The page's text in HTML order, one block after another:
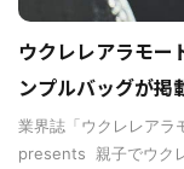
ウクレレアラモ
ンプルバッグが掲
業界誌「ウクレレアラ
presents 親子でウク